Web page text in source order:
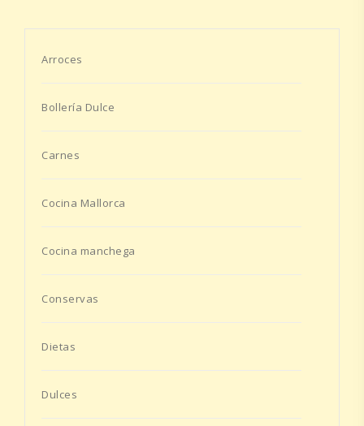
Arroces
Bollería Dulce
Carnes
Cocina Mallorca
Cocina manchega
Conservas
Dietas
Dulces